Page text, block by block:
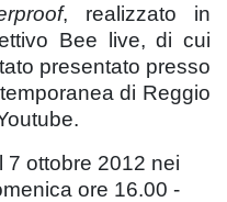
, realizzato in
Bee live, di cui
presentato presso
di Reggio
7 ottobre 2012 nei
ore 16.00 -